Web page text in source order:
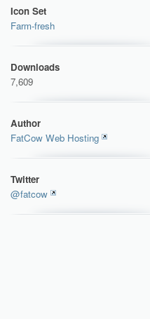
Icon Set
Farm-fresh
Downloads
7,609
Author
FatCow Web Hosting
Twitter
@fatcow